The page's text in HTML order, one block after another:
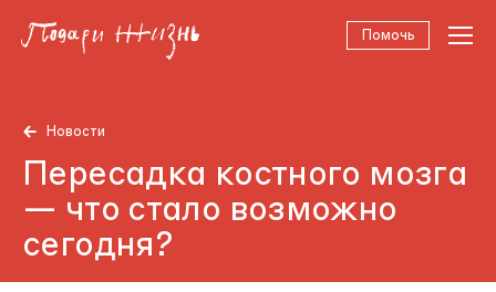
Помочь
Новости
Пересадка костного мозга
— что стало возможно
сегодня?